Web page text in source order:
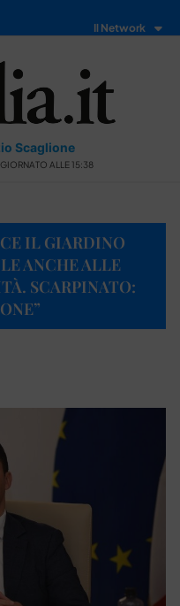
Il Network
Scaglione
ALLE 15:38
IL GIARDINO
ANCHE ALLE
SCARPINATO: